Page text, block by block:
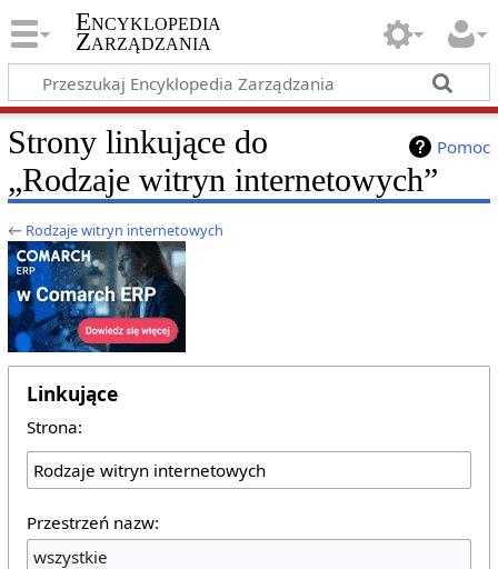
Encyklopedia
Zarządzania
Pomoc
Strony linkujące do
„Rodzaje witryn internetowych”
← Rodzaje witryn internetowych
Linkujące
Strona:
Przestrzeń nazw:
wszystkie